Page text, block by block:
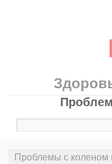
Проблемы с коленом